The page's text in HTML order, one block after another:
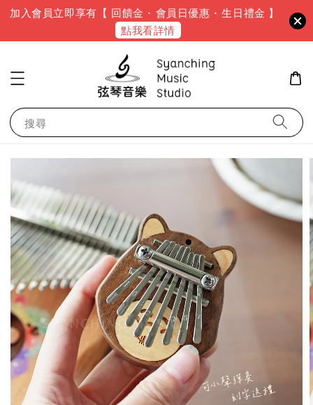
加入會員立即享有【 回饋金 · 會員日優惠 · 生日禮金 】
點我看詳情
搜尋